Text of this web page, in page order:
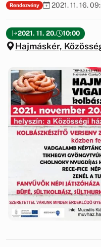
Rendezvény 2021. 11. 16.
2021. 11. 20. 10:00
Hajmáskér,